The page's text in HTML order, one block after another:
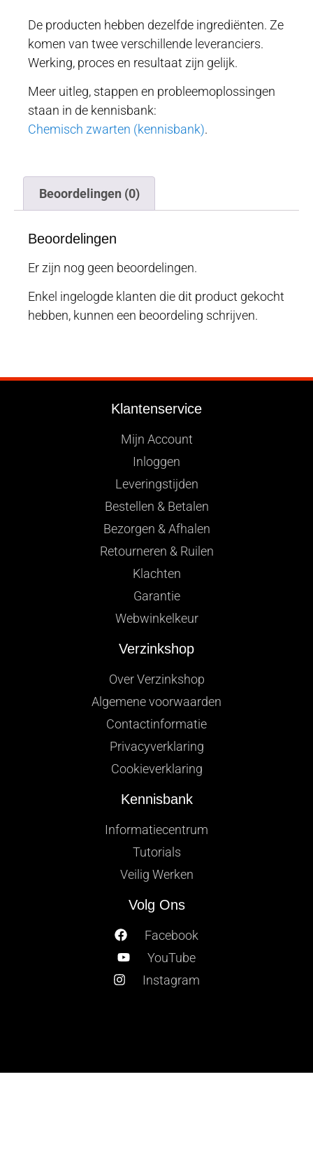
De producten hebben dezelfde ingrediënten. Ze
komen van twee verschillende leveranciers.
Werking, proces en resultaat zijn gelijk.
Meer uitleg, stappen en probleemoplossingen
staan in de kennisbank:
Chemisch zwarten (kennisbank).
Beoordelingen (0)
Beoordelingen
Er zijn nog geen beoordelingen.
Enkel ingelogde klanten die dit product gekocht
hebben, kunnen een beoordeling schrijven.
Klantenservice
Mijn Account
Inloggen
Leveringstijden
Bestellen & Betalen
Bezorgen & Afhalen
Retourneren & Ruilen
Klachten
Garantie
Webwinkelkeur
Verzinkshop
Over Verzinkshop
Algemene voorwaarden
Contactinformatie
Privacyverklaring
Cookieverklaring
Kennisbank
Informatiecentrum
Tutorials
Veilig Werken
Volg Ons
Facebook
YouTube
Instagram